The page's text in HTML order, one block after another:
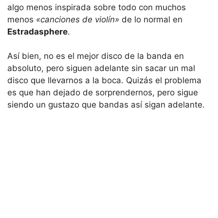
algo menos inspirada sobre todo con muchos
menos «canciones de violín» de lo normal en
Estradasphere.
Así bien, no es el mejor disco de la banda en
absoluto, pero siguen adelante sin sacar un mal
disco que llevarnos a la boca. Quizás el problema
es que han dejado de sorprendernos, pero sigue
siendo un gustazo que bandas así sigan adelante.